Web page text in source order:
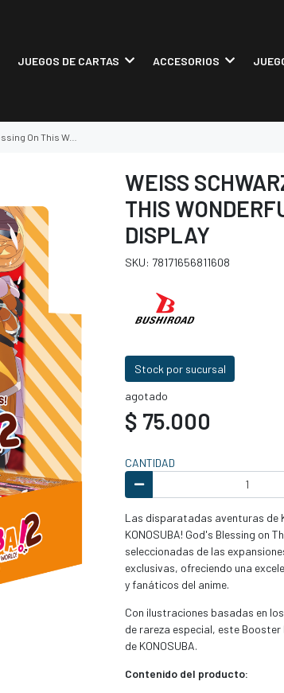
JUEGOS DE CARTAS ACCESORIOS
Re:edit Booster Display
WEISS
THIS
DISPLAY
SKU: 78171656811608
Stock por sucursal
agotado
$ 75.000
CANTIDAD
Las disparatadas aventuras de
KONOSUBA! God's Blessing on
seleccionadas de las
exclusivas, ofreciendo una
y fanáticos del anime.
Con ilustraciones basadas en
de rareza especial, este
de KONOSUBA.
Contenido del producto: